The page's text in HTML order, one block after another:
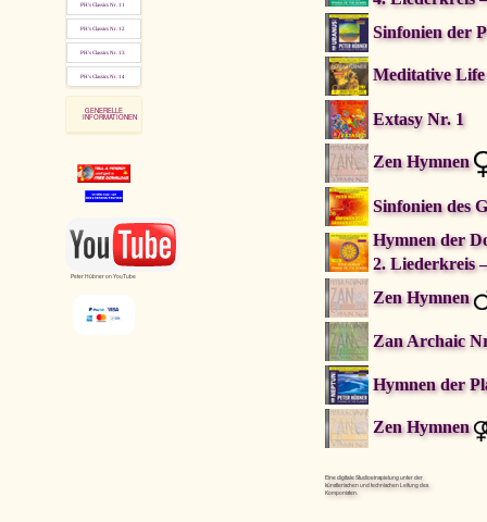
PH's Classics Nr. 11
PH's Classics Nr. 12
PH's Classics Nr. 13
PH's Classics Nr. 14
GENERELLE
INFORMATIONEN
Peter Hübner on YouTube
Sinfonien der
Meditative
Extasy Nr. 1
Zen Hymnen
Sinfonien des
Hymnen der
2. Liederkreis
Zen Hymnen
Zan Archaic
Hymnen der
Zen Hymnen
Eine digitale Studioeinspielung unter der
künstlerischen und technischen Leitung des
Komponisten.